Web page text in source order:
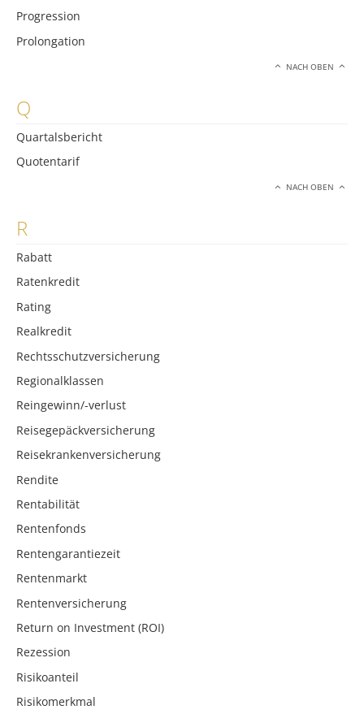
Progression
Prolongation
NACH OBEN
Q
Quartalsbericht
Quotentarif
NACH OBEN
R
Rabatt
Ratenkredit
Rating
Realkredit
Rechtsschutzversicherung
Regionalklassen
Reingewinn/-verlust
Reisegepäckversicherung
Reisekrankenversicherung
Rendite
Rentabilität
Rentenfonds
Rentengarantiezeit
Rentenmarkt
Rentenversicherung
Return on Investment (ROI)
Rezession
Risikoanteil
Risikomerkmal